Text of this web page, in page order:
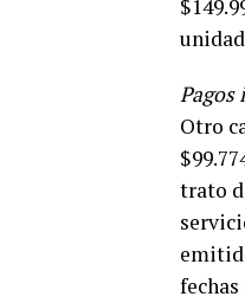
Pagos
Otro
trato